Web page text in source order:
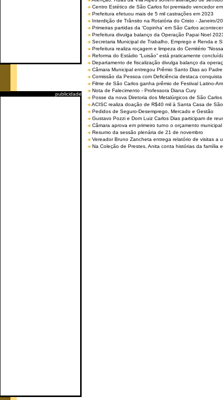
publicidade
Centro Estético de São Carlos foi premiado vencedor
Prefeitura efetuou mais de 5 mil castrações em 2023
Interdição de Trânsito na Rotatória do Cristo - Janeiro/
Primeiras partidas da ‘Copinha’ em São Carlos
Prefeitura divulga balanço da Operação Papai Noel
Secretaria Municipal de Trabalho, Emprego e Renda e
Prefeitura realiza roçagem e limpeza do Cemitério
Reforma do Estádio “Luisão” está praticamente
Departamento de fiscalização divulga balanço da
Câmara Municipal entregou Prêmio Santo Dias ao
Comissão da Pessoa com Deficiência destaca
Filme de São Carlos ganha prêmio de Festival Latino-
Nota de Falecimento - Professora Diana Cury
Posse da nova Diretoria dos Metalúrgicos de São
ACISC realiza doação de R$40 mil à Santa Casa de
Pedidos de Seguro-Desemprego, Mercado e Gestão
Gustavo Pozzi e Dom Luiz Carlos Dias participam de
Câmara aprova em primeiro turno o orçamento
Resumo da sessão plenária de 21 de novembro
Vereador Bruno Zancheta entrega relatório de visitas a
Na Coleção de Prestes, Anita conta histórias da família